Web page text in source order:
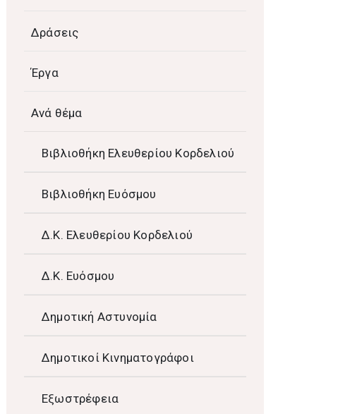
Δράσεις
Έργα
Ανά θέμα
Βιβλιοθήκη Ελευθερίου Κορδελιού
Βιβλιοθήκη Ευόσμου
Δ.Κ. Ελευθερίου Κορδελιού
Δ.Κ. Ευόσμου
Δημοτική Αστυνομία
Δημοτικοί Κινηματογράφοι
Εξωστρέφεια